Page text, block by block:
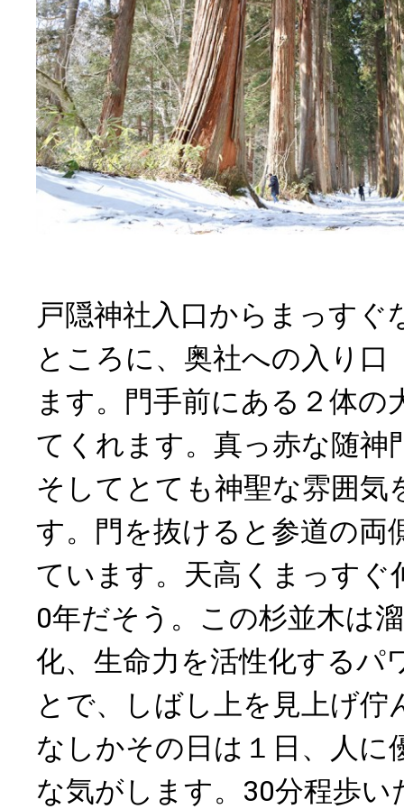
戸隠神社入口からまっすぐ
ところに、奥社への入り口
ます。門手前にある２体の
てくれます。真っ赤な随神
そしてとても神聖な雰囲気
す。門を抜けると参道の両
ています。天高くまっすぐ
0年だそう。この杉並木は
化、生命力を活性化するパ
とで、しばし上を見上げ佇
なしかその日は１日、人に
な気がします。30分程歩